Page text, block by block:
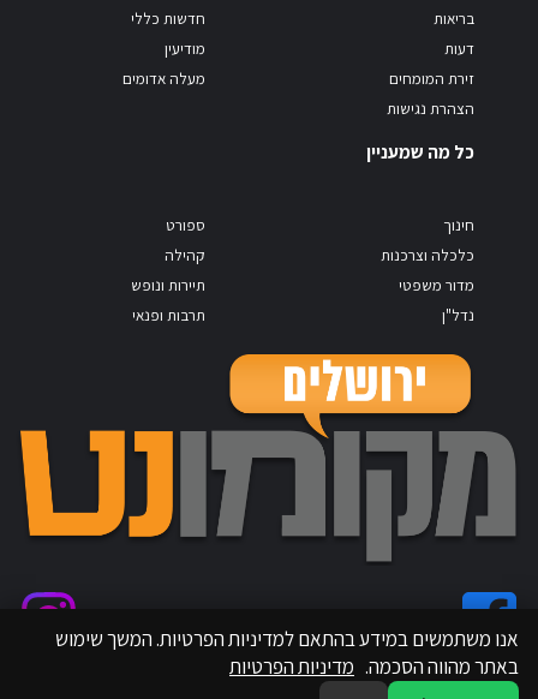
בריאות
דעות
זירת המומחים
הצהרת נגישות
חדשות כללי
מודיעין
מעלה אדומים
כל מה שמעניין
חינוך
כלכלה וצרכנות
מדור משפטי
נדל"ן
ספורט
קהילה
תיירות ונופש
תרבות ופנאי
אנו משתמשים במידע בהתאם למדיניות הפרטיות. המשך שימוש
באתר מהווה הסכמה. מדיניות הפרטיות